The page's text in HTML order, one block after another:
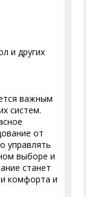
и других
важным
систем.
от
управлять
выборе и
станет
комфорта и